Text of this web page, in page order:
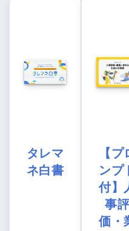
タレマ
ネ白書
【プ
ンプ
付】
事
価・